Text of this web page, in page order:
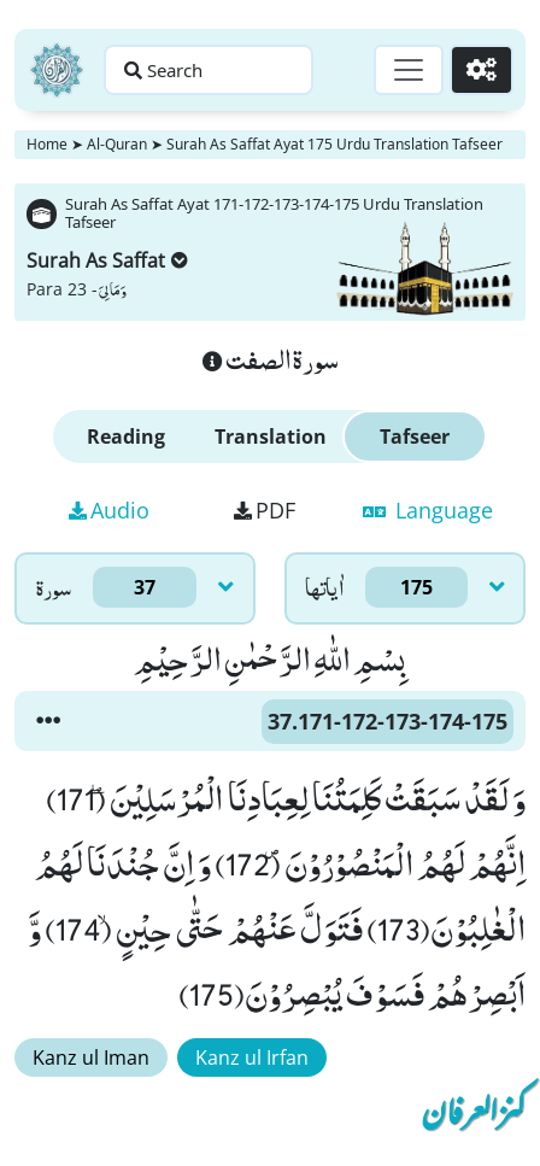
Search Go
Home ➤ Al-Quran ➤ Surah As Saffat Ayat 175 Urdu Translation Tafseer
Surah As Saffat Ayat 171-172-173-174-175 Urdu Translation
Tafseer
Surah As Saffat
Para 23 -وَ مَا لِیَ
سورة الصفت
Reading Translation Tafseer
Audio PDF Language
سورۃ 37 اٰياتها 175
بِسْمِ اللّٰهِ الرَّحْمٰنِ الرَّحِیْمِ
37.171-172-173-174-175
وَ لَقَدْ سَبَقَتْ كَلِمَتُنَا لِعِبَادِنَا الْمُرْسَلِیْنَۖ (171)
اِنَّهُمْ لَهُمُ الْمَنْصُوْرُوْنَ۪ (172) وَ اِنَّ جُنْدَنَا لَهُمُ
الْغٰلِبُوْنَ(173) فَتَوَلَّ عَنْهُمْ حَتّٰى حِیْنٍۙ (174) وَّ
اَبْصِرْهُمْ فَسَوْفَ یُبْصِرُوْنَ(175)
Kanz ul Iman Kanz ul Irfan
کنزالعرفان